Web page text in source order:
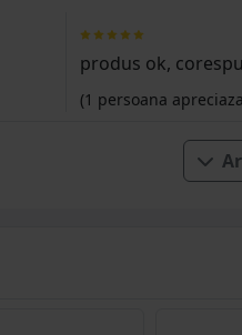
produs ok,
(1 persoana